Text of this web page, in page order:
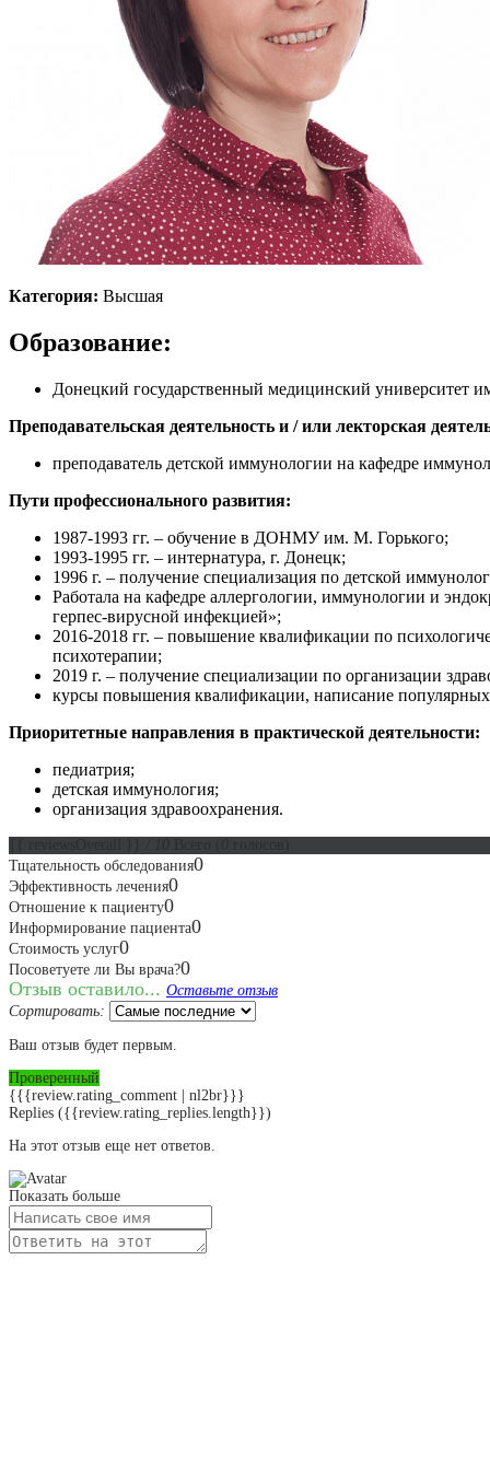
Категория: Высшая
Образование:
Донецкий государственный медицинский университет
Преподавательская деятельность и / или лекторская
преподаватель детской иммунологии на кафедре
Пути профессионального развития:
1987-1993 гг. – обучение в ДОНМУ им. М. Горького;
1993-1995 гг. – интернатура, г. Донецк;
1996 г. – получение специализация по детской
Работала на кафедре аллергологии, иммунологии и
герпес-вирусной инфекцией»;
2016-2018 гг. – повышение квалификации по
психотерапии;
2019 г. – получение специализации по организации
курсы повышения квалификации, написание
Приоритетные направления в практической деятельности:
педиатрия;
детская иммунология;
организация здравоохранения.
Тщательность обследования0
Эффективность лечения0
Отношение к пациенту0
Информирование пациента0
Стоимость услуг0
Посоветуете ли Вы врача?0
Отзыв оставило... Оставьте отзыв
Сортировать:
Ваш отзыв будет первым.
Проверенный
{{{review.rating_comment | nl2br}}}
Replies ({{review.rating_replies.length}})
На этот отзыв еще нет ответов.
Показать больше